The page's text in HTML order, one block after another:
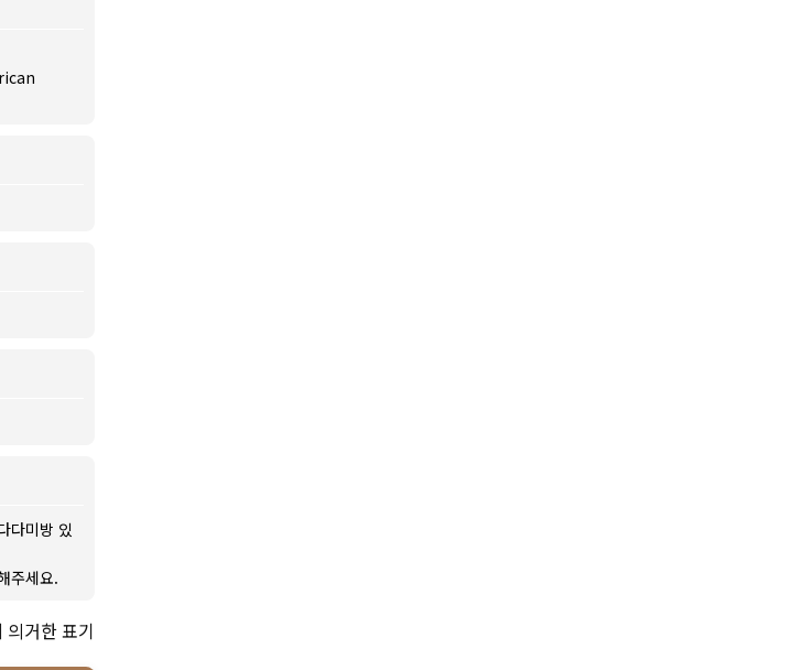
다미방 있
주세요.
의거한 표기